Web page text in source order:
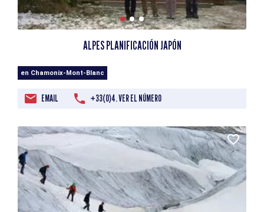
ALPES PLANIFICACIÓN JAPÓN
en Chamonix-Mont-Blanc
EMAIL +33(0)4. VER EL NÚMERO